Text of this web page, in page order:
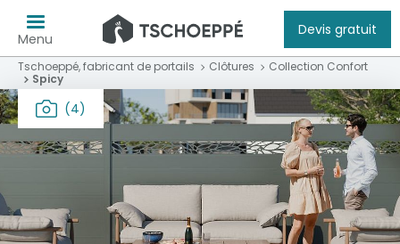
Menu
Devis gratuit
Tschoeppé, fabricant de portails Clôtures
Collection Confort
Spicy
(4)